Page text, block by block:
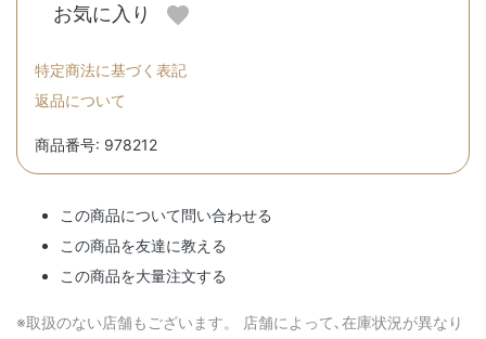
お気に入り
特定商法に基づく表記
返品について
商品番号: 978212
この商品について問い合わせる
この商品を友達に教える
この商品を大量注文する
※取扱のない店舗もございます。 店舗によって､在庫状況が異なり